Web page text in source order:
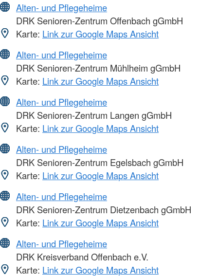
Alten- und Pflegeheime
DRK Senioren-Zentrum Offenbach gGmbH
Karte: Link zur Google Maps Ansicht
Alten- und Pflegeheime
DRK Senioren-Zentrum Mühlheim gGmbH
Karte: Link zur Google Maps Ansicht
Alten- und Pflegeheime
DRK Senioren-Zentrum Langen gGmbH
Karte: Link zur Google Maps Ansicht
Alten- und Pflegeheime
DRK Senioren-Zentrum Egelsbach gGmbH
Karte: Link zur Google Maps Ansicht
Alten- und Pflegeheime
DRK Senioren-Zentrum Dietzenbach gGmbH
Karte: Link zur Google Maps Ansicht
Alten- und Pflegeheime
DRK Kreisverband Offenbach e.V.
Karte: Link zur Google Maps Ansicht